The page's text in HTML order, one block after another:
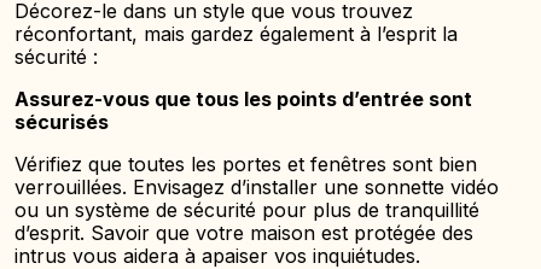
Décorez-le dans un style que vous trouvez
réconfortant, mais gardez également à l’esprit la
sécurité :
Assurez-vous que tous les points d’entrée sont
sécurisés
Vérifiez que toutes les portes et fenêtres sont bien
verrouillées. Envisagez d’installer une sonnette vidéo
ou un système de sécurité pour plus de tranquillité
d’esprit. Savoir que votre maison est protégée des
intrus vous aidera à apaiser vos inquiétudes.